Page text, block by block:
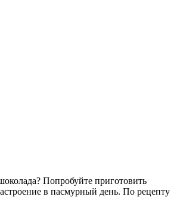
Попробуйте приготовить
в пасмурный день. По рецепту